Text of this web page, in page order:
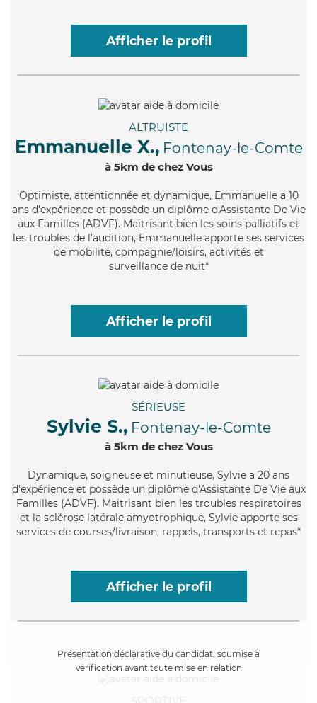
Afficher le profil
ALTRUISTE
Emmanuelle X., Fontenay-le-Comte
à 5km de chez Vous
Optimiste, attentionnée et dynamique, Emmanuelle a 10
ans d'expérience et possède un diplôme d'Assistante De Vie
aux Familles (ADVF). Maitrisant bien les soins palliatifs et
les troubles de l'audition, Emmanuelle apporte ses services
de mobilité, compagnie/loisirs, activités et
surveillance de nuit*
Afficher le profil
SÉRIEUSE
Sylvie S., Fontenay-le-Comte
à 5km de chez Vous
Dynamique, soigneuse et minutieuse, Sylvie a 20 ans
d'expérience et possède un diplôme d'Assistante De Vie aux
Familles (ADVF). Maitrisant bien les troubles respiratoires
et la sclérose latérale amyotrophique, Sylvie apporte ses
services de courses/livraison, rappels, transports et repas*
Afficher le profil
Présentation déclarative du candidat, soumise à
vérification avant toute mise en relation